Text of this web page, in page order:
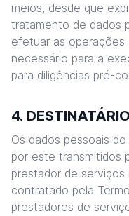
meios, desde que
tratamento de dados
efetuar as operações
necessário para a
para diligências pré-
4.
Os dados pessoais
por este transmitidos
prestador de
contratado pela
prestadores de